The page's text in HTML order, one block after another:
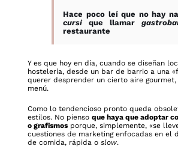
Hace poco leí que no hay
cursique llamar
restaurante
Y es que hoy en día, cuando se diseñan
hostelería, desde un bar de barrio a una
querer desprender un cierto aire gourmet,
menú.
Como lo tendencioso pronto queda
estilos. No piensoque haya que adoptar
o grafismos porque, simplemente, «se
cuestiones de marketing enfocadas en el
de comida, rápida oslow.